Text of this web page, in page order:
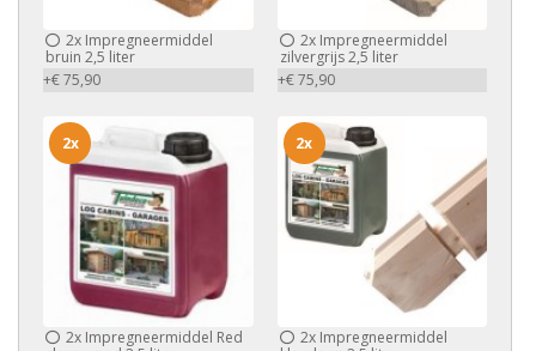
2x Impregneermiddel
bruin 2,5 liter
+€ 75,90
2xImpregneermiddel
zilvergrijs 2,5 liter
+€ 75,90
2x Impregneermiddel Red
2x
2xImpregneermiddel
2x